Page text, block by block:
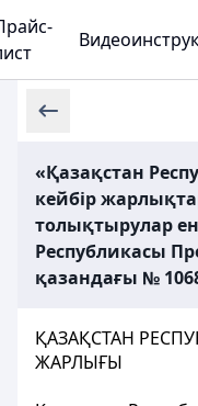
«Қазақстан
кейбір
толықтырулар
Республикасы
қазандағы №
ҚАЗАҚСТАН
ЖАРЛЫҒЫ